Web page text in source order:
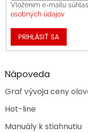
Vložením e-mailu
osobných údajov
PRIHLÁSIŤ SA
Nápoveda
Graf vývoja ceny
Hot-line
Manuály k stiahnutiu